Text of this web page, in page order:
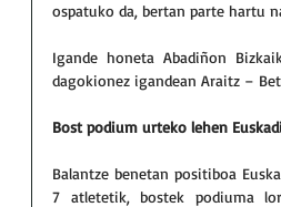
ospatuko da, bertan parte hartu
Igande honeta Abadiñon
dagokionez igandean Araitz –
Bost podium urteko lehen
Balantze benetan positiboa
7 atletetik, bostek podiuma